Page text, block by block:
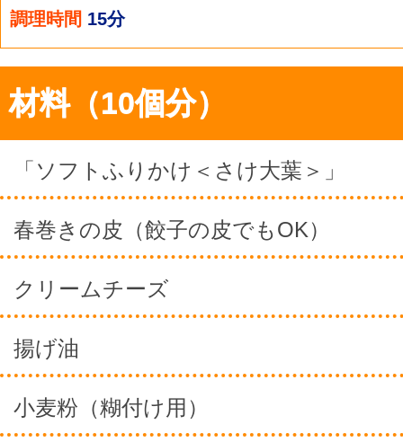
調理時間 15分
材料（10個分）
「ソフトふりかけ＜さけ大葉＞」
春巻きの皮（餃子の皮でもOK）
クリームチーズ
揚げ油
小麦粉（糊付け用）